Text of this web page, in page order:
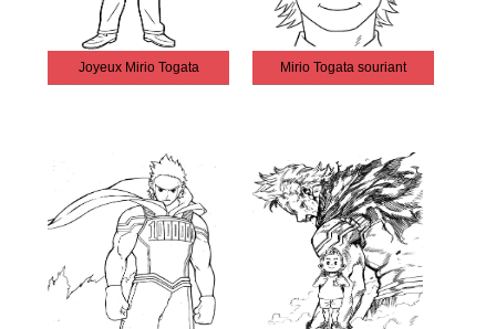
Joyeux Mirio Togata Mirio Togata souriant